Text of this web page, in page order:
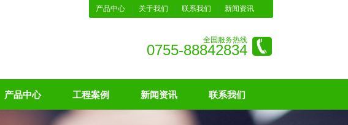
产品中心 关于我们 联系我们 新闻资讯
全国服务热线
0755-88842834
产品中心 工程案例 新闻资讯 联系我们